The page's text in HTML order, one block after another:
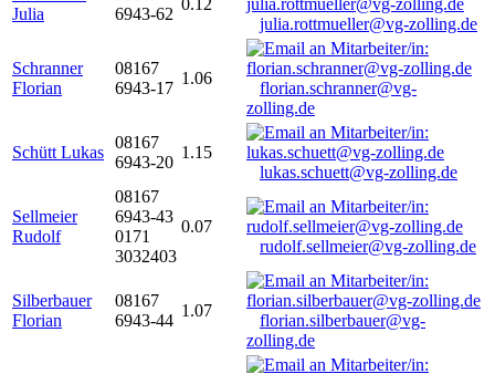
Julia
6943-62
0.12
julia.rottmueller@vg-zolling.de
Schranner
Florian
08167
6943-17
1.06
florian.schranner@vg-
zolling.de
Schütt Lukas
08167
6943-20
1.15
lukas.schuett@vg-zolling.de
Sellmeier
Rudolf
08167
6943-43
0171
3032403
0.07
rudolf.sellmeier@vg-zolling.de
Silberbauer
Florian
08167
6943-44
1.07
florian.silberbauer@vg-
zolling.de